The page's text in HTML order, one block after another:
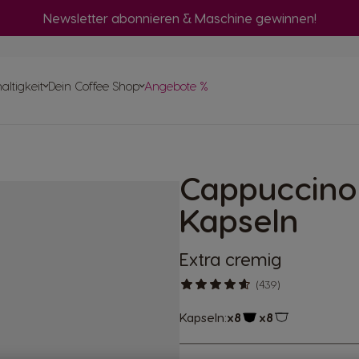
Newsletter abonnieren & Maschine gewinnen!
Dein Coffee Shop Angebote %
Kapseln
Extra cremig
(439)
Kapseln:x8 x8